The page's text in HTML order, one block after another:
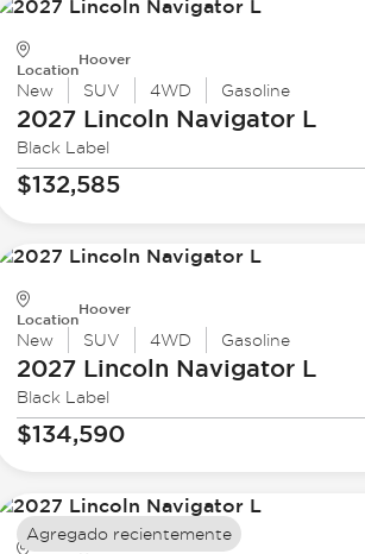
Location
Hoover
New SUV 4WD Gasoline
2027 Lincoln Navigator L
Black Label
$132,585
Location
Hoover
New SUV 4WD Gasoline
2027 Lincoln Navigator L
Black Label
$134,590
Agregado recientemente